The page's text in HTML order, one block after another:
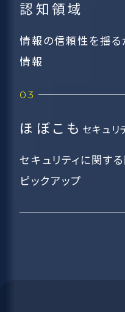
認知領域
情報の信頼性を揺る
情報
ほぼこも セキュリ
セキュリティに関す
ピックアップ